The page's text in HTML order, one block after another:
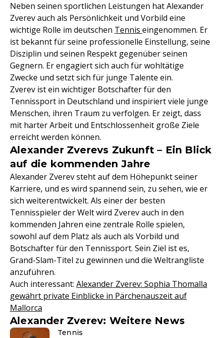
Neben seinen sportlichen Leistungen hat Alexander
Zverev auch als Persönlichkeit und Vorbild eine
wichtige Rolle im deutschen Tennis eingenommen. Er
ist bekannt für seine professionelle Einstellung, seine
Disziplin und seinen Respekt gegenüber seinen
Gegnern. Er engagiert sich auch für wohltätige
Zwecke und setzt sich für junge Talente ein.
Zverev ist ein wichtiger Botschafter für den
Tennissport in Deutschland und inspiriert viele junge
Menschen, ihren Traum zu verfolgen. Er zeigt, dass
mit harter Arbeit und Entschlossenheit große Ziele
erreicht werden können.
Alexander Zverevs Zukunft – Ein Blick
auf die kommenden Jahre
Alexander Zverev steht auf dem Höhepunkt seiner
Karriere, und es wird spannend sein, zu sehen, wie er
sich weiterentwickelt. Als einer der besten
Tennisspieler der Welt wird Zverev auch in den
kommenden Jahren eine zentrale Rolle spielen,
sowohl auf dem Platz als auch als Vorbild und
Botschafter für den Tennissport. Sein Ziel ist es,
Grand-Slam-Titel zu gewinnen und die Weltrangliste
anzuführen.
Auch interessant: Alexander Zverev: Sophia Thomalla
gewährt private Einblicke in Pärchenauszeit auf
Mallorca
Alexander Zverev: Weitere News
Tennis